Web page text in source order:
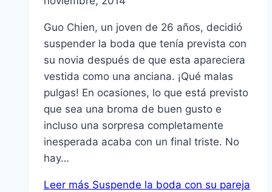
Guo Chien, un joven de 26 años, decidió
suspender la boda que tenía prevista con
su novia después de que esta apareciera
vestida como una anciana. ¡Qué malas
pulgas! En ocasiones, lo que está previsto
que sea una broma de buen gusto e
incluso una sorpresa completamente
inesperada acaba con un final triste. No
hay…
Leer más Suspende la boda con su pareja